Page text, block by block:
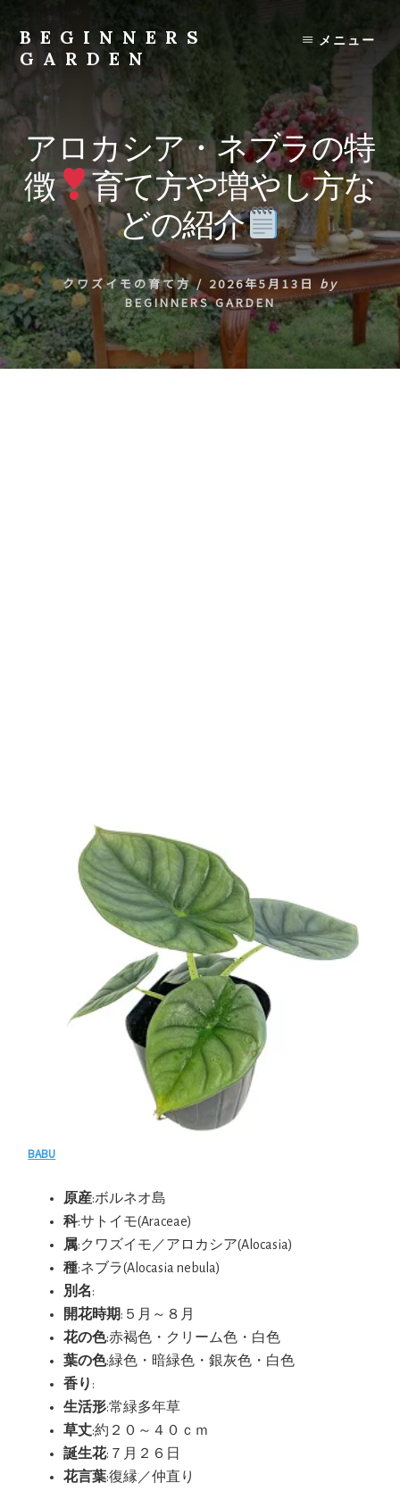
content
BEGINNERS
GARDEN
の
種
類
や
育
て
方
の
紹
介
を
行
メニュー
アロカシア・ネブラの特
徴
育て方や増やし方な
どの紹介
クワズイモの育て方/ 2026年5月13日 by
BEGINNERS GARDEN
BABU
原産:ボルネオ島
科:サトイモ(Araceae)
属:クワズイモ／アロカシア(Alocasia)
種:ネブラ(Alocasia nebula)
別名:
開花時期:５月～８月
花の色:赤褐色・クリーム色・白色
葉の色:緑色・暗緑色・銀灰色・白色
香り :
生活形:常緑多年草
草丈:約２０～４０ｃｍ
誕生花:７月２６日
花言葉:復縁／仲直り